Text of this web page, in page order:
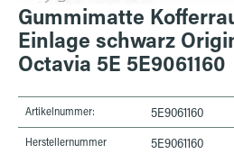
Gummimatte
Einlage schwarz
Octavia 5E 5E9061160
Artikelnummer: 5E9061160
Herstellernummer 5E9061160